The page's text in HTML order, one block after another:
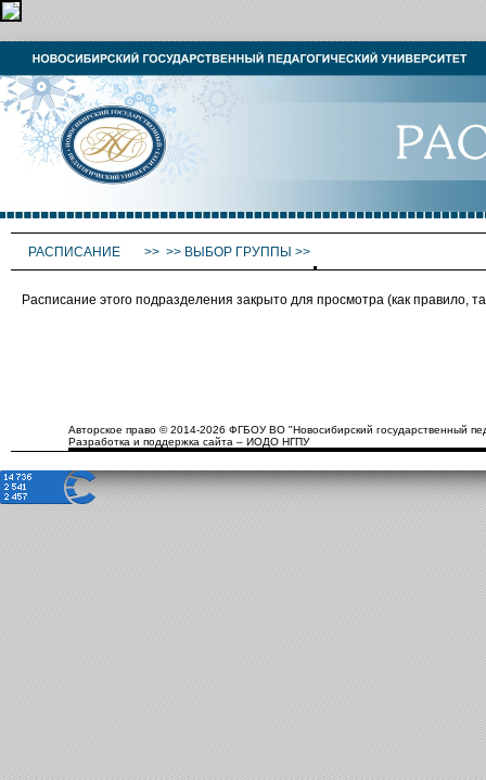
РАСПИСАНИЕ >> >> ВЫБОР ГРУППЫ >>
Расписание этого подразделения закрыто для просмотра (как
Авторское право © 2014-2026 ФГБОУ ВО "Новосибирский государственный
Разработка и поддержка сайта – ИОДО НГПУ